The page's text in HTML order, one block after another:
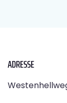
ADRESSE